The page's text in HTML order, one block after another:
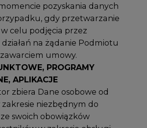
pozyskania danych
gdy przetwarzanie
celu podjęcia przez
na żądanie Podmiotu
umowy.
PROGRAMY
APLIKACJE
zbiera Dane osobowe od
niezbędnym do
swoich obowiązków